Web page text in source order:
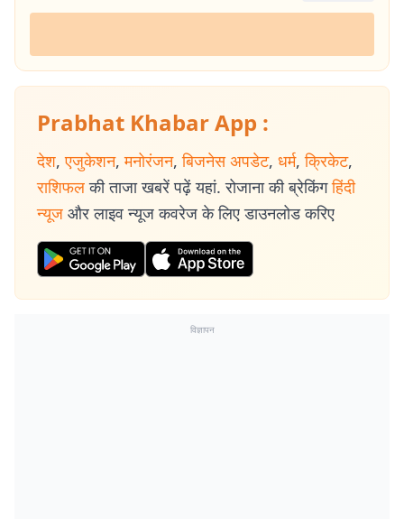
Prabhat Khabar App :
देश, एजुकेशन, मनोरंजन, बिजनेस अपडेट, धर्म, क्रिकेट,
राशिफल की ताजा खबरें पढ़ें यहां. रोजाना की ब्रेकिंग हिंदी
न्यूज और लाइव न्यूज कवरेज के लिए डाउनलोड करिए
विज्ञापन